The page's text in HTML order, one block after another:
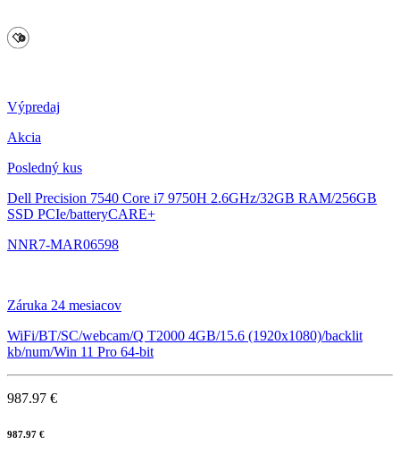
Výpredaj
Akcia
Posledný kus
Dell Precision 7540 Core i7 9750H 2.6GHz/32GB RAM/256GB
SSD PCIe/batteryCARE+
NNR7-MAR06598
Záruka 24 mesiacov
WiFi/BT/SC/webcam/Q T2000 4GB/15.6 (1920x1080)/backlit
kb/num/Win 11 Pro 64-bit
987.97 €
987.97 €